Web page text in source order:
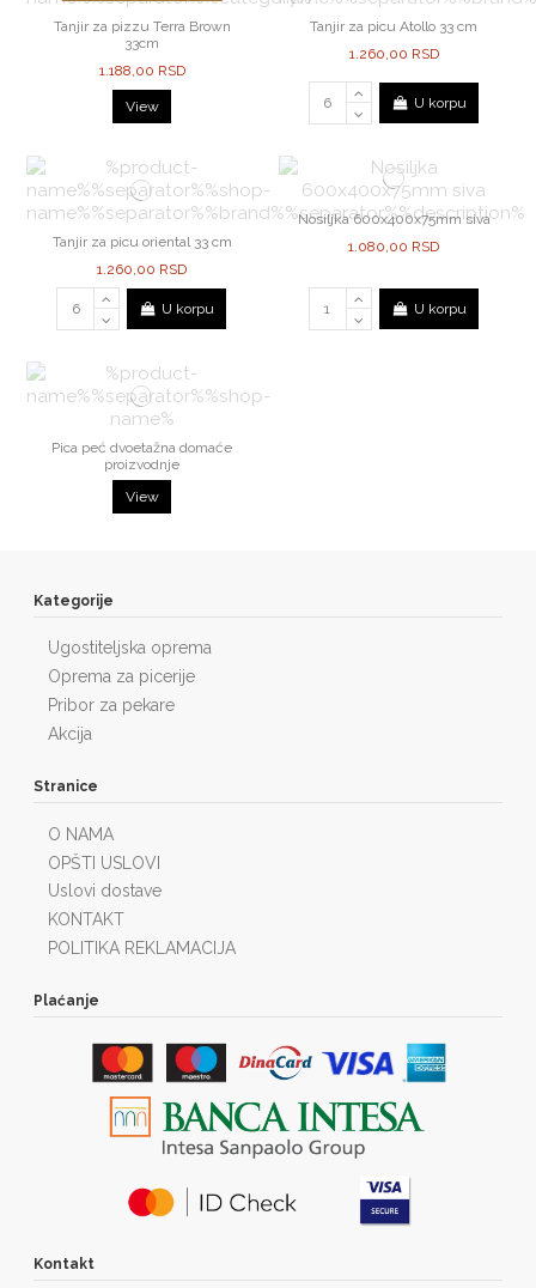
Tanjir za pizzu Terra Brown
33cm
1.188,00 RSD
View
Tanjir za picu Atollo 33 cm
1.260,00 RSD
U korpu
Tanjir za picu oriental 33 cm
1.260,00 RSD
U korpu
Nosiljka 600x400x75mm siva
1.080,00 RSD
U korpu
Pica peć dvoetažna domaće
proizvodnje
View
Kategorije
Ugostiteljska oprema
Oprema za picerije
Pribor za pekare
Akcija
Stranice
O NAMA
OPŠTI USLOVI
Uslovi dostave
KONTAKT
POLITIKA REKLAMACIJA
Plaćanje
Kontakt